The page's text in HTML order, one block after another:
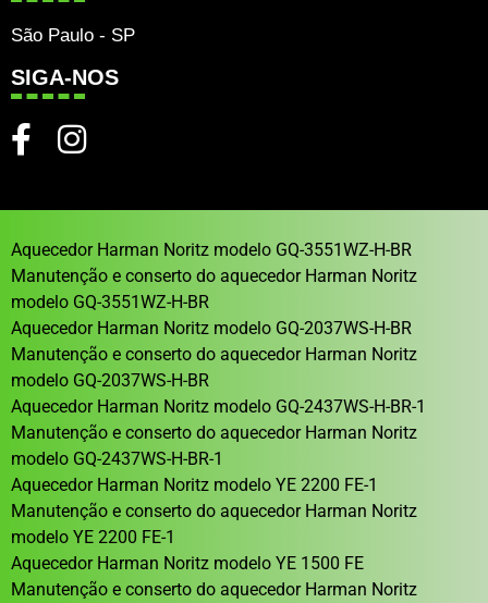
São Paulo - SP
SIGA-NOS
Aquecedor Harman Noritz modelo GQ-3551WZ-H-BR
Manutenção e conserto do aquecedor Harman Noritz
modelo GQ-3551WZ-H-BR
Aquecedor Harman Noritz modelo GQ-2037WS-H-BR
Manutenção e conserto do aquecedor Harman Noritz
modelo GQ-2037WS-H-BR
Aquecedor Harman Noritz modelo GQ-2437WS-H-BR-1
Manutenção e conserto do aquecedor Harman Noritz
modelo GQ-2437WS-H-BR-1
Aquecedor Harman Noritz modelo YE 2200 FE-1
Manutenção e conserto do aquecedor Harman Noritz
modelo YE 2200 FE-1
Aquecedor Harman Noritz modelo YE 1500 FE
Manutenção e conserto do aquecedor Harman Noritz